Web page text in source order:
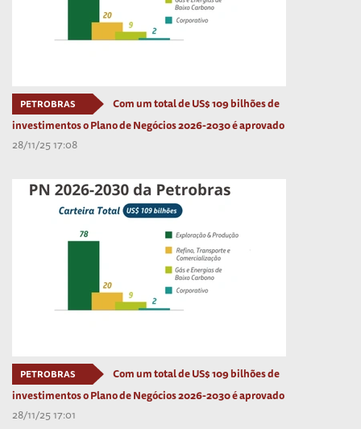
PETROBRAS
Com um total de US$ 109 bilhões de
investimentos o Plano de Negócios 2026-2030 é aprovado
28/11/25 17:08
PETROBRAS
Com um total de US$ 109 bilhões de
investimentos o Plano de Negócios 2026-2030 é aprovado
28/11/25 17:01